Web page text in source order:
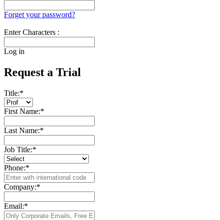
Forget your password?
Enter Characters :
Log in
Request a Trial
Title:*
First Name:*
Last Name:*
Job Title:*
Phone:*
Company:*
Email:*